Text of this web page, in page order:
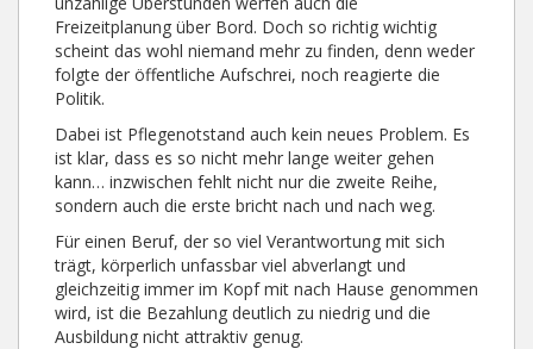
Freizeitplanung über Bord. Doch so richtig wichtig
scheint das wohl niemand mehr zu finden, denn weder
folgte der öffentliche Aufschrei, noch reagierte die
Politik.
Dabei ist Pflegenotstand auch kein neues Problem. Es
ist klar, dass es so nicht mehr lange weiter gehen
kann… inzwischen fehlt nicht nur die zweite Reihe,
sondern auch die erste bricht nach und nach weg.
Für einen Beruf, der so viel Verantwortung mit sich
trägt, körperlich unfassbar viel abverlangt und
gleichzeitig immer im Kopf mit nach Hause genommen
wird, ist die Bezahlung deutlich zu niedrig und die
Ausbildung nicht attraktiv genug.